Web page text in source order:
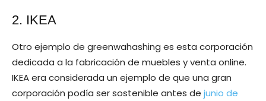
2. IKEA
Otro ejemplo de greenwahashing es esta corporación
dedicada a la fabricación de muebles y venta online.
IKEA era considerada un ejemplo de que una gran
corporación podía ser sostenible antes de junio de